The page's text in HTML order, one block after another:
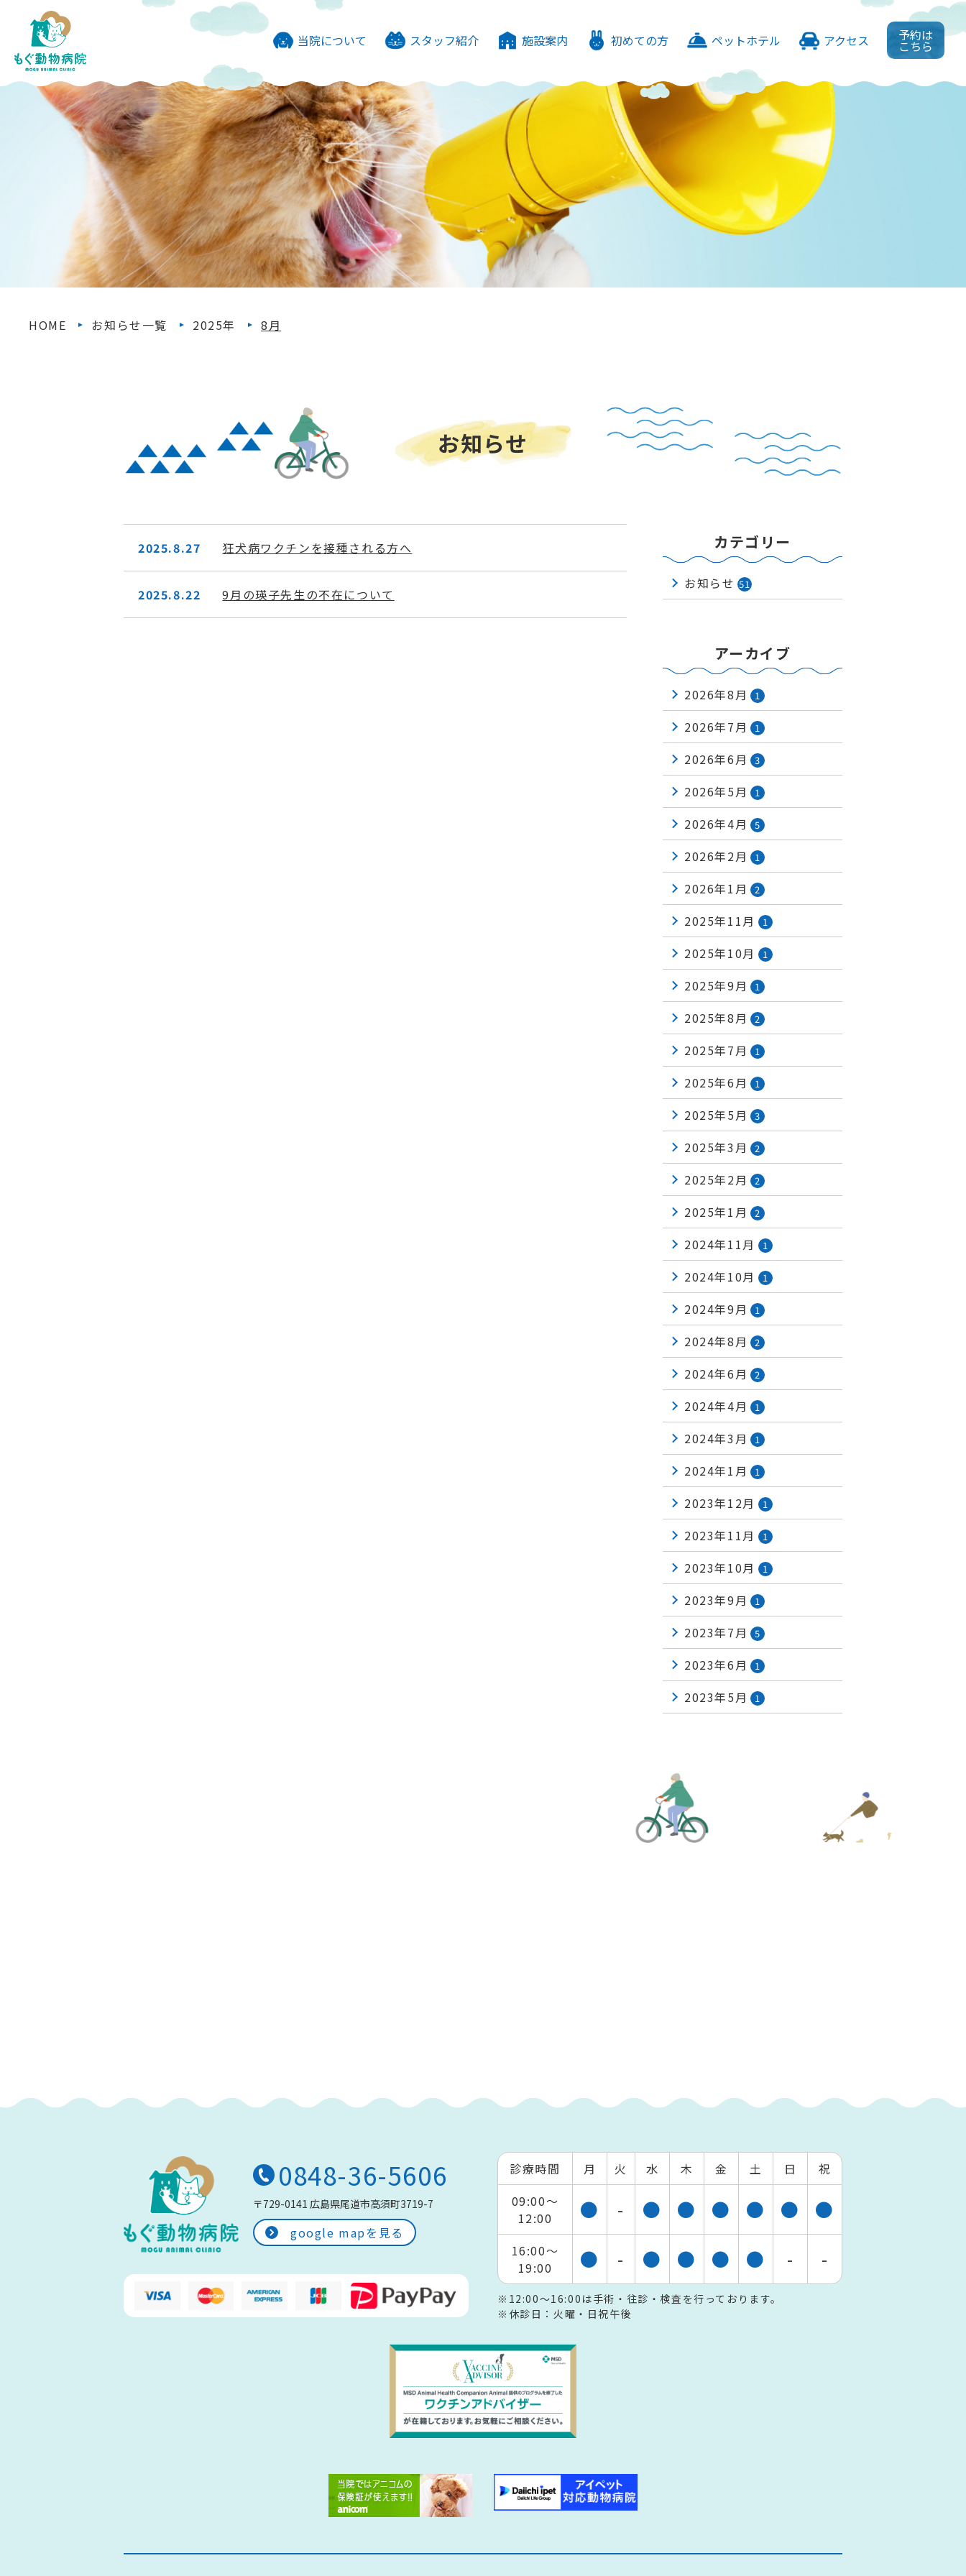
当院について
わんにゃんドックについて
避妊去勢について
スタッフ紹介 施設案内 初めての方 ペットホテル アクセス 予約は
こちら
HOME お知らせ一覧 2025年 8月
お知らせ
2025.8.27 狂犬病ワクチンを接種される方へ
2025.8.22 9月の瑛子先生の不在について
カテゴリー
お知らせ 51
アーカイブ
2026年8月 1
2026年7月 1
2026年6月 3
2026年5月 1
2026年4月 5
2026年2月 1
2026年1月 2
2025年11月 1
2025年10月 1
2025年9月 1
2025年8月 2
2025年7月 1
2025年6月 1
2025年5月 3
2025年3月 2
2025年2月 2
2025年1月 2
2024年11月 1
2024年10月 1
2024年9月 1
2024年8月 2
2024年6月 2
2024年4月 1
2024年3月 1
2024年1月 1
2023年12月 1
2023年11月 1
2023年10月 1
2023年9月 1
2023年7月 5
2023年6月 1
2023年5月 1
0848-36-5606
〒729-0141 広島県尾道市高須町3719-7
google mapを見る
診療時間 月 火 水 木 金 土 日
祝
09:00～
12:00
● - ● ● ● ● ● ●
16:00～
19:00
● - ● ● ● ● - -
※12:00～16:00は手術・往診・検査を行っております。
※休診日：火曜・日祝午後